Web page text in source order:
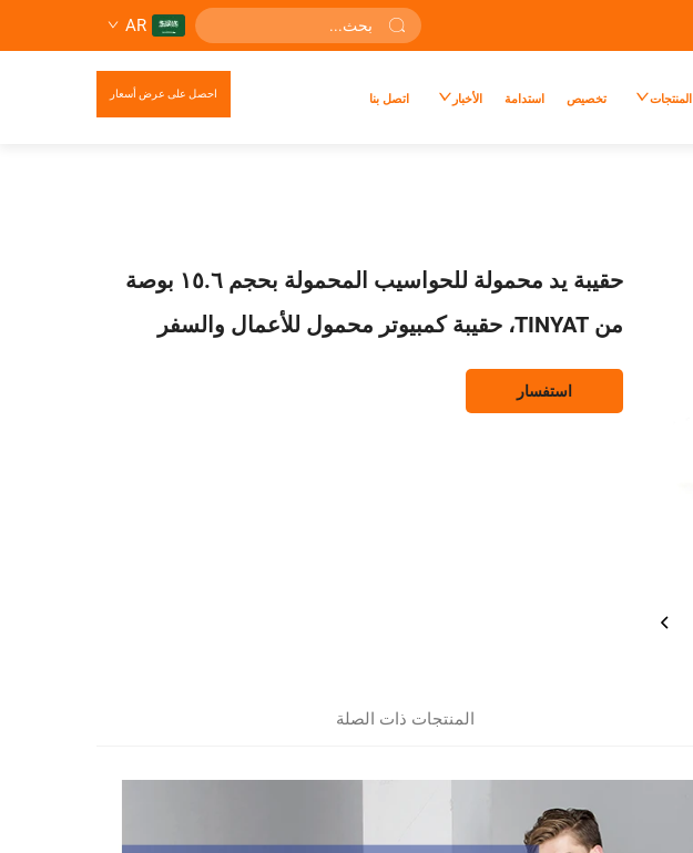
AR
المنتجات تخصيص استدامة الأخبار اتصل بنا احصل على عرض أسعار
حقيبة يد محمولة للحواسيب المحمولة بحجم ١٥.٦ بوصة
من TINYAT، حقيبة كمبيوتر محمول للأعمال والسفر
استفسار
المنتجات ذات الصلة